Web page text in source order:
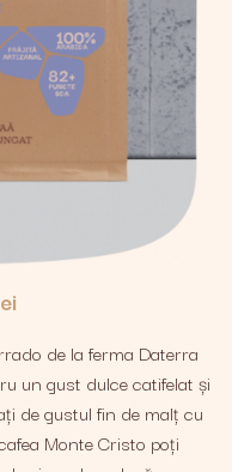
de la ferma Daterra
un gust dulce catifelat și
de gustul fin de malț cu
Monte Cristo poți